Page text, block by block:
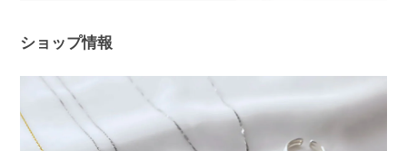
常の中で、たくさんご活用ください。
このたびは本当にありがとうございまし
ショップ情報